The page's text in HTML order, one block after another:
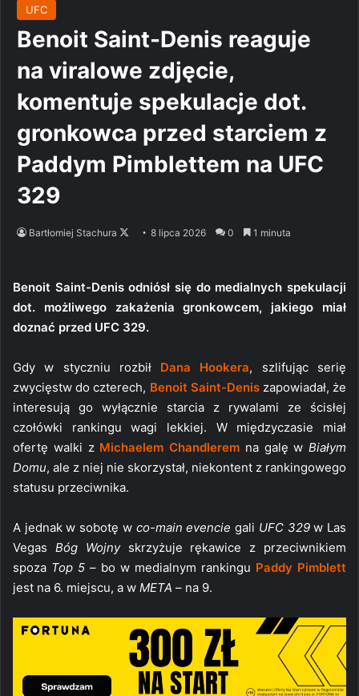
UFC
Benoit Saint-Denis reaguje
na viralowe zdjęcie,
komentuje spekulacje dot.
gronkowca przed starciem z
Paddym Pimblettem na UFC
329
Bartłomiej Stachura
Follow8 lipca 2026 0 1 minuta
Benoit Saint-Denis odniósł się do medialnych spekulacji
dot. możliwego zakażenia gronkowcem, jakiego miał
doznać przed UFC 329.
Gdy w styczniu rozbił Dana Hookera, szlifując serię
zwycięstw do czterech, Benoit Saint-Deniszapowiadał, że
interesują go wyłącznie starcia z rywalami ze ścisłej
czołówki rankingu wagi lekkiej. W międzyczasie miał
ofertę walki z Michaelem Chandlerem na galę w Białym
Domu, ale z niej nie skorzystał, niekontent z rankingowego
statusu przeciwnika.
A jednak w sobotę w co-main evencie gali UFC 329w Las
Vegas Bóg Wojnyskrzyżuje rękawice z przeciwnikiem
spoza Top 5 – bo w medialnym rankingu Paddy Pimblett
jest na 6. miejscu, a w META – na 9.